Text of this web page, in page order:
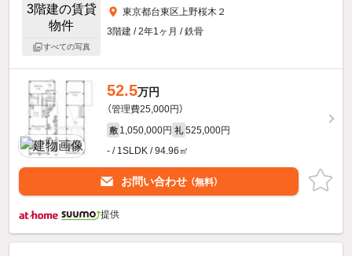
すべての写真
東京都台東区上野桜木２
3階建 / 2年1ヶ月 / 鉄骨
52.5万円
（管理費25,000円）
敷 1,050,000円 礼 525,000円
- / 1SLDK / 94.96㎡
お問い合わせ （無料）
提供